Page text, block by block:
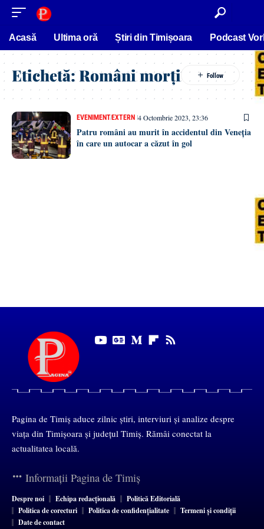
conținut
Acasă Ultima oră Știri din Timișoara Podcast
Etichetă:Români morți
EVENIMENTEXTERN 4 Octombrie 2023, 23:36
Patru români au murit în accidentul din Veneția
în care un autocar a căzut în gol
Pagina de Timiș aduce zilnic știri, interviuri și analize despre
viața din Timișoara și județul Timiș. Rămâi conectat la
actualitatea locală.
Informații Pagina de Timiș
Despre noi Echipa redacțională
Politică Editorială
Politica de corecturi
Politica de confidențialitate
Termeni și condiții
Date de contact